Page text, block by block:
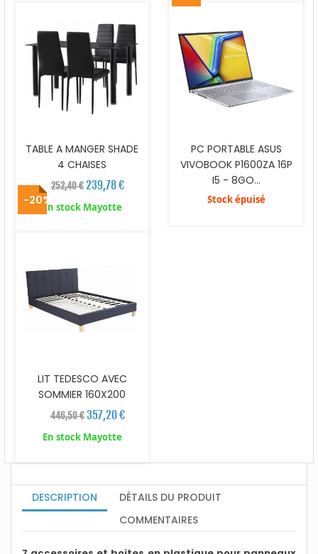
TABLE A MANGER SHADE
4 CHAISES
252,40 € 239,78 €
En stock Mayotte
PC PORTABLE ASUS
VIVOBOOK P1600ZA 16P
I5 - 8GO...
Stock épuisé
-20%
LIT TEDESCO AVEC
SOMMIER 160X200
446,50 € 357,20 €
En stock Mayotte
DESCRIPTION
DÉTAILS DU PRODUIT
COMMENTAIRES